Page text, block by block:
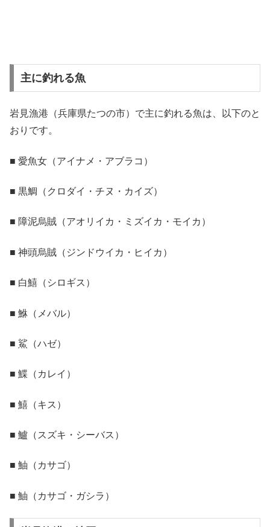
主に釣れる魚
岩見漁港（兵庫県たつの市）で主に釣れる魚は、以下のと
おりです。
■ 愛魚女（アイナメ・アブラコ）
■ 黒鯛（クロダイ・チヌ・カイズ）
■ 障泥烏賊（アオリイカ・ミズイカ・モイカ）
■ 神頭烏賊（ジンドウイカ・ヒイカ）
■ 白鱚（シロギス）
■ 鮴（メバル）
■ 鯊（ハゼ）
■ 鰈（カレイ）
■ 鱚（キス）
■ 鱸（スズキ・シーバス）
■ 鮋（カサゴ）
■ 鮋（カサゴ・ガシラ）